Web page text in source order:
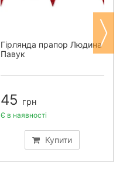
Гірлянда прапор Людина
Павук
45 грн
Купити
Є в наявності